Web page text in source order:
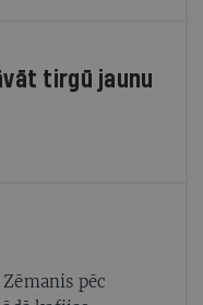
tirgū jaunu
pēc